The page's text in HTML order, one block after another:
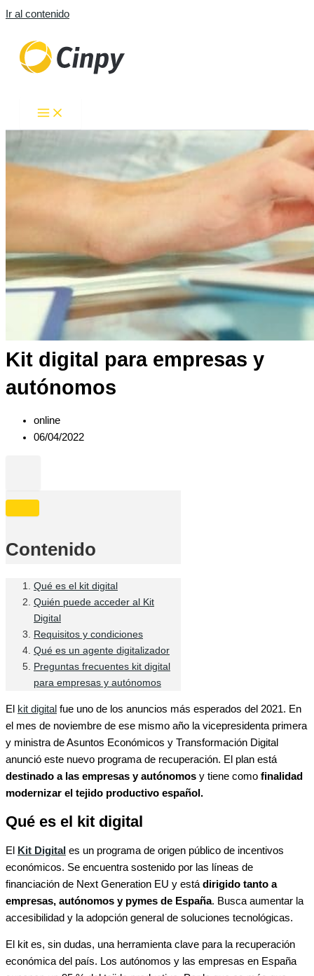
Ir al contenido
Kit digital para empresas y
autónomos
online
06/04/2022
Contenido
Qué es el kit digital
Quién puede acceder al Kit
Digital
Requisitos y condiciones
Qué es un agente digitalizador
Preguntas frecuentes kit digital
para empresas y autónomos
El kit digital fue uno de los anuncios más esperados del 2021. En
el mes de noviembre de ese mismo año la vicepresidenta primera
y ministra de Asuntos Económicos y Transformación Digital
anunció este nuevo programa de recuperación. El plan está
destinado a las empresas y autónomos y tiene como finalidad
modernizar el tejido productivo español.
Qué es el kit digital
El Kit Digital es un programa de origen público de incentivos
económicos. Se encuentra sostenido por las líneas de
financiación de Next Generation EU y está dirigido tanto a
empresas, autónomos y pymes de España. Busca aumentar la
accesibilidad y la adopción general de soluciones tecnológicas.
El kit es, sin dudas, una herramienta clave para la recuperación
económica del país. Los autónomos y las empresas en España